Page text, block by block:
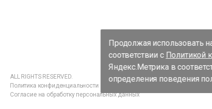
ALL RIGHTS RESERVED.
Политика конфиденциальности
Согласие на обработку персональных данных
Продолжая использовать
соответствии с Политикой
Яндекс.Метрика в
определения поведения